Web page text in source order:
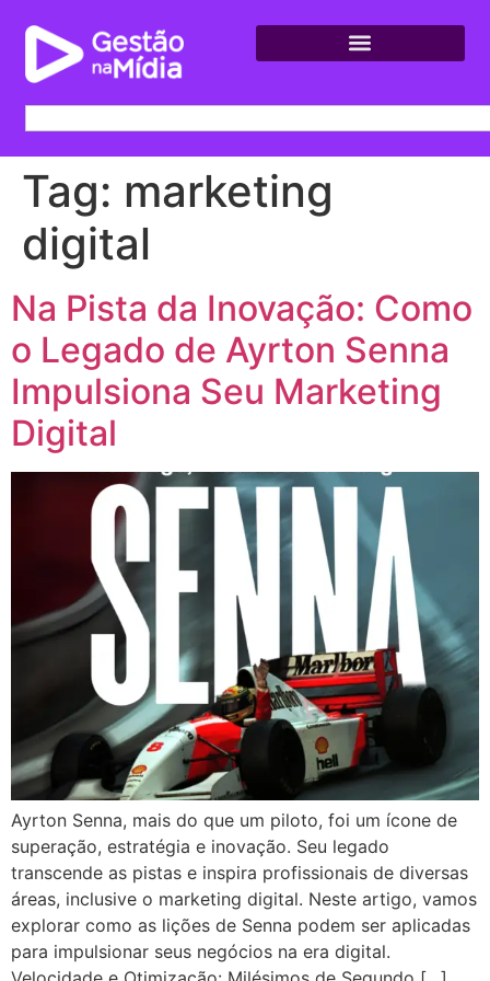
Tag: marketing
digital
Na Pista da Inovação: Como
o Legado de Ayrton Senna
Impulsiona Seu Marketing
Digital
Ayrton Senna, mais do que um piloto, foi um ícone de
superação, estratégia e inovação. Seu legado
transcende as pistas e inspira profissionais de diversas
áreas, inclusive o marketing digital. Neste artigo, vamos
explorar como as lições de Senna podem ser aplicadas
para impulsionar seus negócios na era digital.